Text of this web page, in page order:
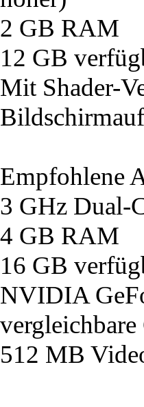
2 GB RAM
12 GB
Mit Shader-
Empfohlene
3 GHz Dual-
4 GB RAM
16 GB
NVIDIA
512 MB